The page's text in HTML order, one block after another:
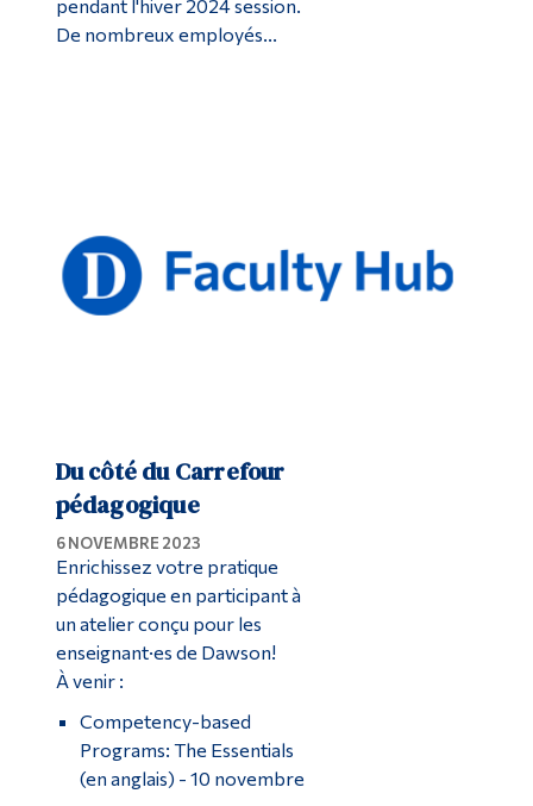
pendant l'hiver 2024 session.
De nombreux employés...
Du côté du Carrefour
pédagogique
6 NOVEMBRE 2023
Enrichissez votre pratique
pédagogique en participant à
un atelier conçu pour les
enseignant·es de Dawson!
À venir :
Competency-based
Programs: The Essentials
(en anglais) - 10 novembre